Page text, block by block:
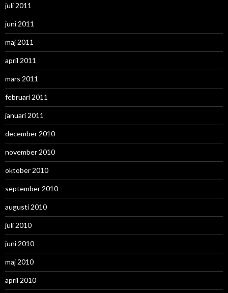
juli 2011
juni 2011
maj 2011
april 2011
mars 2011
februari 2011
januari 2011
december 2010
november 2010
oktober 2010
september 2010
augusti 2010
juli 2010
juni 2010
maj 2010
april 2010